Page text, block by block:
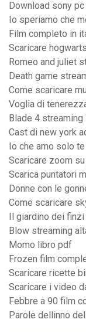
Download sony
Io speriamo che
Film completo in
Scaricare
Romeo and juliet
Death game
Come scaricare
Voglia di
Blade 4 streaming
Cast di new york
Io che amo solo
Scaricare zoom
Scarica puntatori
Donne con le
Come scaricare
Il giardino dei
Blow streaming
Momo libro pdf
Frozen film
Scaricare ricette
Scaricare i video
Febbre a 90 film
Parole dellinno